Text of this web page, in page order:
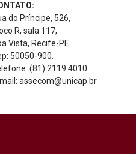
do Príncipe, 526,
R, sala 117,
Vista, Recife-PE.
50050-900.
(81) 2119.4010.
assecom@unicap.br